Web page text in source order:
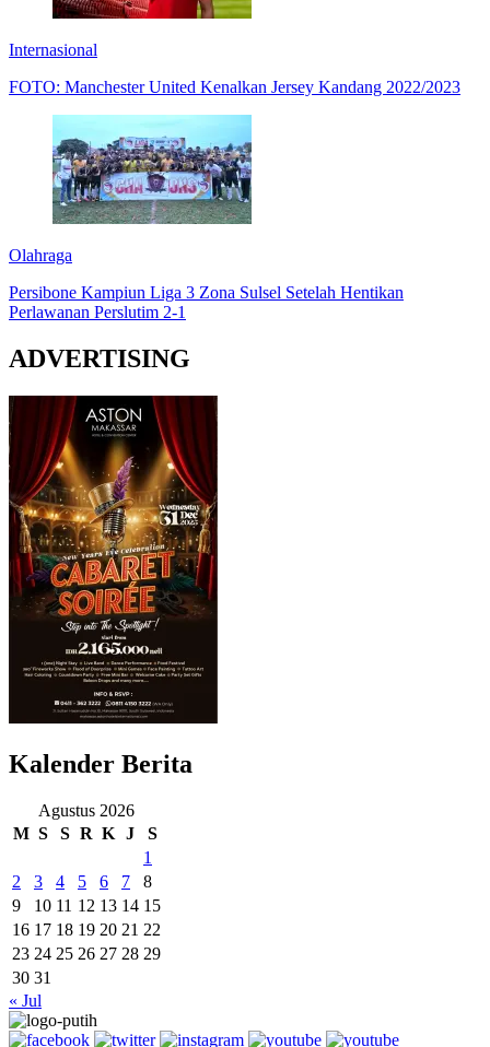
Internasional
FOTO: Manchester United Kenalkan Jersey Kandang 2022/2023
Olahraga
Persibone Kampiun Liga 3 Zona Sulsel Setelah Hentikan
Perlawanan Perslutim 2-1
ADVERTISING
Kalender Berita
Agustus 2026
M S S R K J
S
1
2
3 4 5 6 7
8
9
10 11 12 13 14 15
16 17 18 19 20 21 22
23 24 25 26 27 28 29
30 31
« Jul